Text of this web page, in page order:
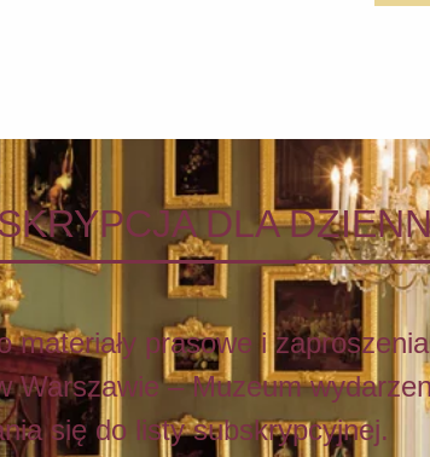
DLA
prasowe i zaproszenia
Warszawie – Muzeum
się do listy subskrypcyjnej.